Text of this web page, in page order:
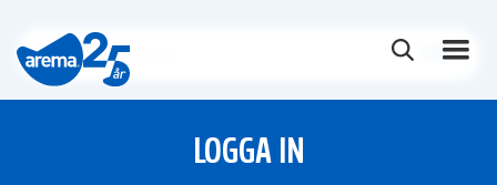
LOGGA IN